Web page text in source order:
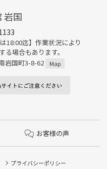
岩国
18:00迄】作業状況により
場合もあります。
岩国町3-8-62
Map
お客様の声
プライバシーポリシー